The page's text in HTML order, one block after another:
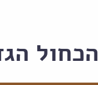
הכחול